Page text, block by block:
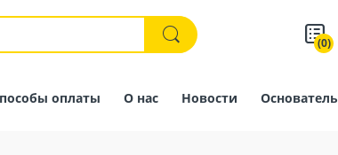
(0)
оплаты О нас Новости Основатель